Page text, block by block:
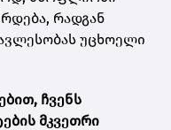
რადგან
უცხოელი
ჩვენს
მკვეთრი